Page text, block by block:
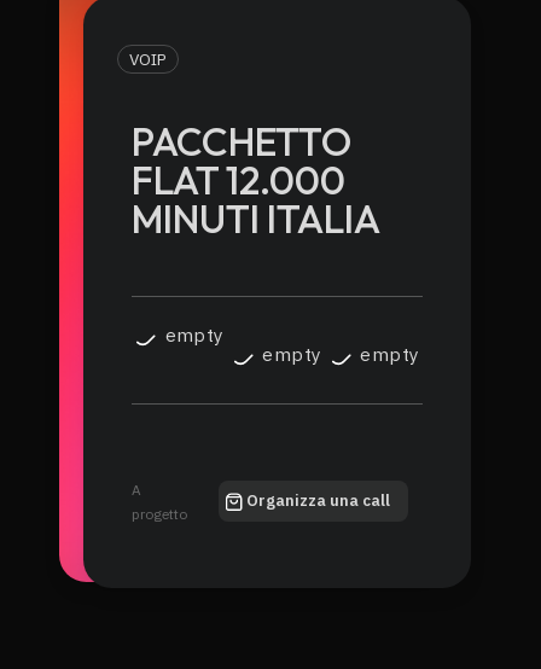
VOIP
PACCHETTO
FLAT 12.000
MINUTI ITALIA
empty
empty
empty
A
progetto
Organizza una call